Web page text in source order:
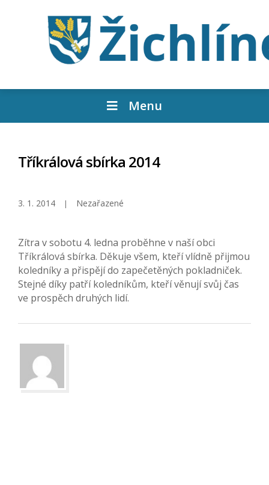
Menu
Tříkrálová sbírka 2014
3. 1. 2014 Nezařazené
Zítra v sobotu 4. ledna proběhne v naší obci
Tříkrálová sbírka. Děkuje všem, kteří vlídně přijmou
koledníky a přispějí do zapečetěných pokladniček.
Stejné díky patří koledníkům, kteří věnují svůj čas
ve prospěch druhých lidí.